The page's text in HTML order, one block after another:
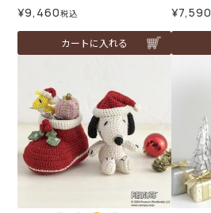
¥9,460税込
カートに入れる
¥7,590